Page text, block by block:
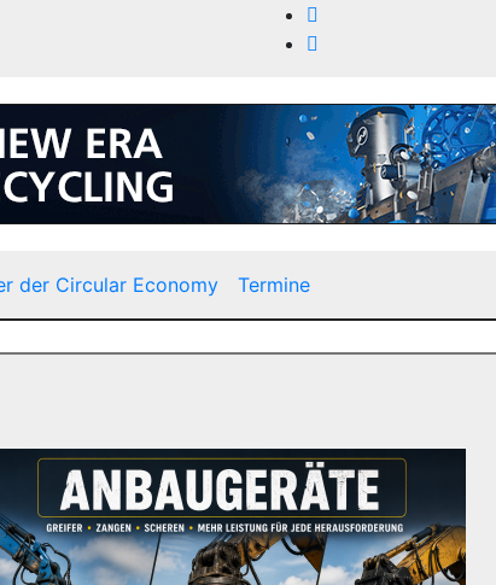
der Circular Economy Termine